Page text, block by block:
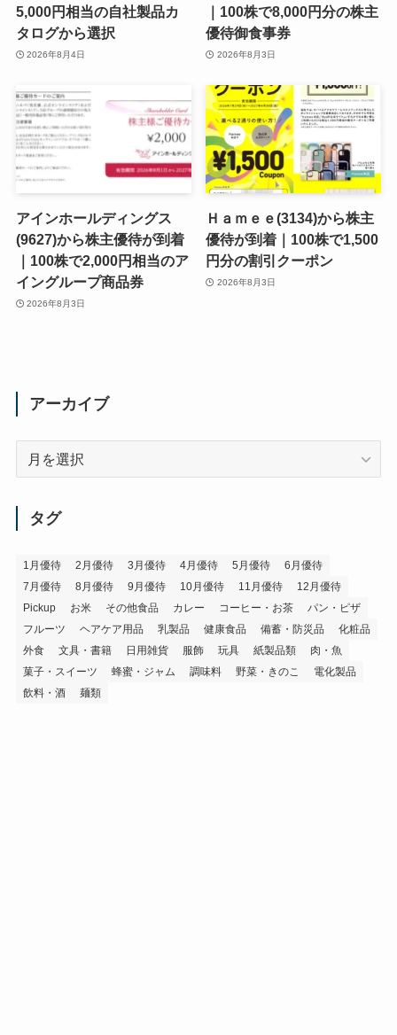
5,000円相当の自社製品カ
タログから選択
2026年8月4日
｜100株で8,000円分の株主
優待御食事券
2026年8月3日
アインホールディングス
(9627)から株主優待が到着
｜100株で2,000円相当のア
イングループ商品券
2026年8月3日
Ｈａｍｅｅ(3134)から株主
優待が到着｜100株で1,500
円分の割引クーポン
2026年8月3日
アーカイブ
タグ
1月優待 2月優待 3月優待 4月優待 5月優待
6月優待
7月優待
8月優待 9月優待 10月優待 11月優待
12月優待
Pickup
お米 その他食品 カレー コーヒー・お茶
パン・ピザ
フルーツ
ヘアケア用品 乳製品 健康食品 備蓄・防災品
化粧品
外食
文具・書籍 日用雑貨 服飾 玩具 紙製品類
肉・魚
菓子・スイーツ
蜂蜜・ジャム 調味料 野菜・きのこ
電化製品
飲料・酒
麺類